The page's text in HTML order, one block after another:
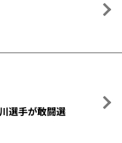
選手が敢闘選